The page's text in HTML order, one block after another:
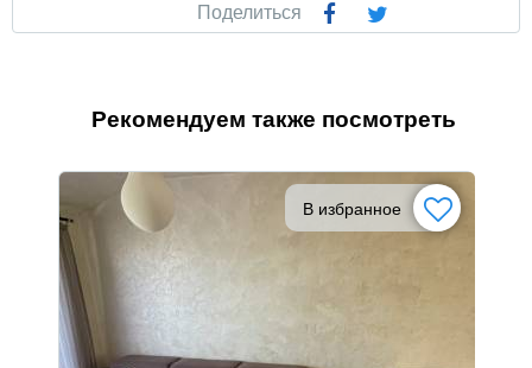
Поделиться
Рекомендуем также посмотреть
В избранное